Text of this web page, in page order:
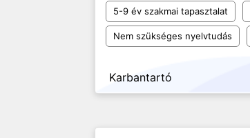
5-9 év szakmai tapasztalat
Nem szükséges nyelvtudás
Karbantartó